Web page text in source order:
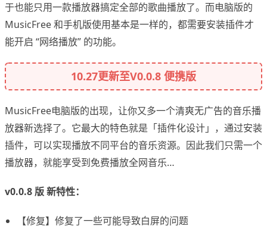
于也能只用一款播放器搞定全部的歌曲播放了。而电脑版的
MusicFree 和手机版使用基本是一样的，都需要安装插件才
能开启 “网络播放” 的功能。
10.27更新至V0.0.8 便携版
MusicFree电脑版的出现，让你又多一个清爽无广告的音乐播
放器新选择了。它最大的特色就是「插件化设计」，通过安装
插件，可以实现播放不同平台的音乐资源。因此我们只需一个
播放器，就能享受到免费播放全网音乐…
v0.0.8 版 新特性：
【修复】修复了一些可能导致白屏的问题